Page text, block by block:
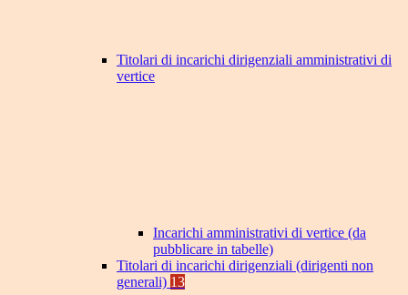
Titolari di incarichi dirigenziali amministrativi di
vertice
Incarichi amministrativi di vertice (da
pubblicare in tabelle)
Titolari di incarichi dirigenziali (dirigenti non
generali) 13